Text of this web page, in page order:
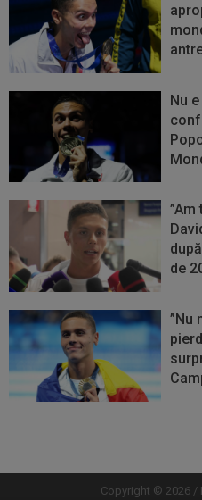
Nu
de
”Nu
mai
mai
Copyright © 2026 /